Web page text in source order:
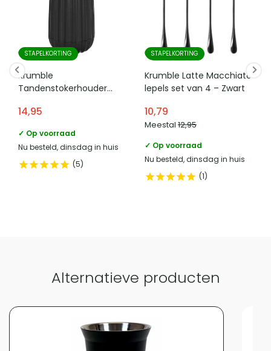
STAPELKORTING
Krumble
Tandenstokerhouder
14,95
✓ Op voorraad
Nu besteld, dinsdag in huis
5
STAPELKORTING
Krumble Latte Macchiato
lepels set van 4 – Zwart
10,79
Meestal 12,95
✓ Op voorraad
Nu besteld, dinsdag in huis
1
Alternatieve producten